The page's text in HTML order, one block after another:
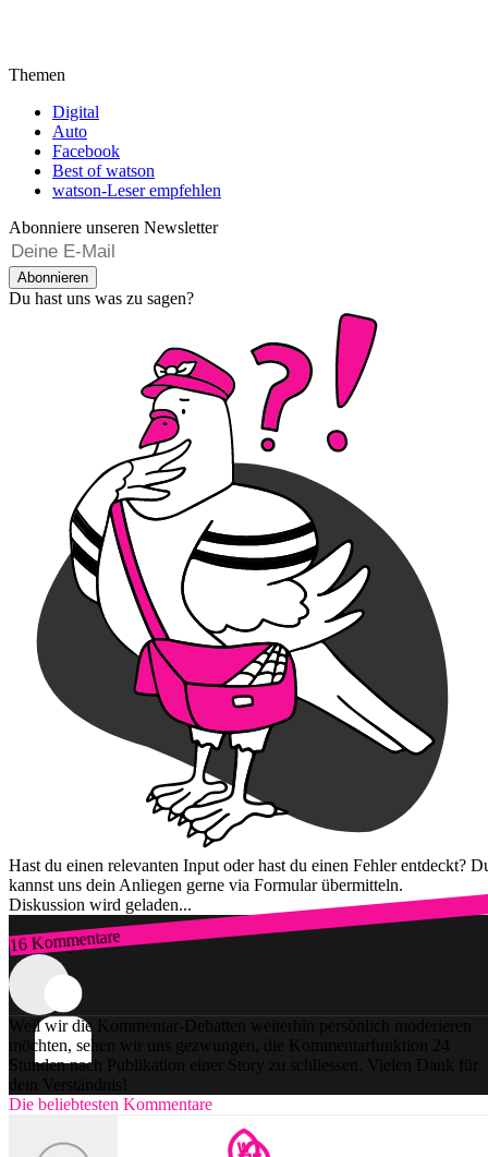
Themen
Digital
Auto
Facebook
Best of watson
watson-Leser empfehlen
Abonniere unseren Newsletter
Abonnieren
Du hast uns was zu sagen?
Hast du einen relevanten Input oder hast du einen Fehler entdeckt?
kannst uns dein Anliegen gerne via Formular übermitteln.
Diskussion wird geladen...
16 Kommentare
Zum Login
Weil wir die Kommentar-Debatten weiterhin persönlich moderieren
möchten, sehen wir uns gezwungen, die Kommentarfunktion 24
Stunden nach Publikation einer Story zu schliessen. Vielen Dank für
dein Verständnis!
Die beliebtesten Kommentare